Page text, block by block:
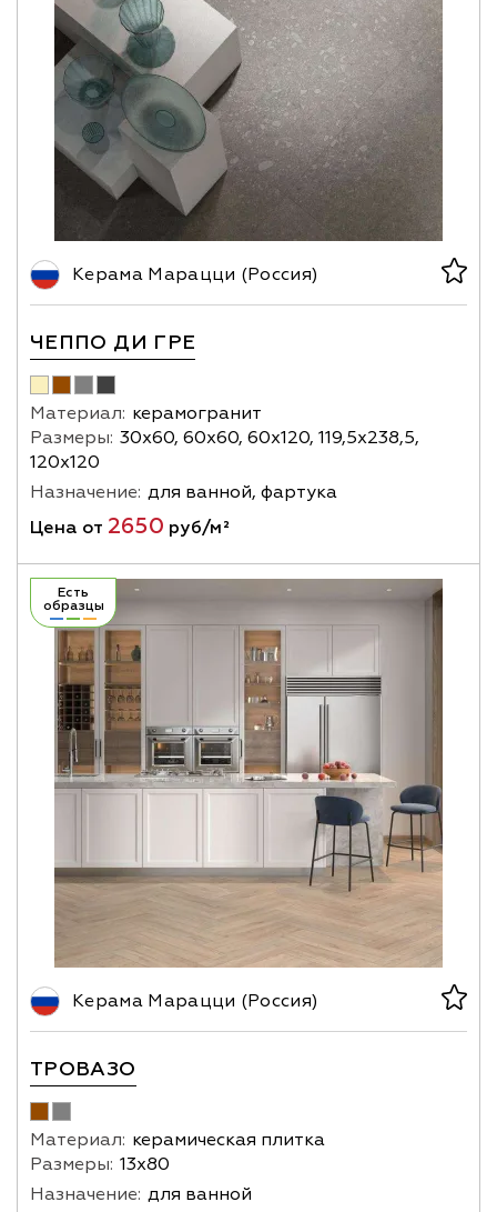
Керама Марацци (Россия)
ЧЕППО ДИ ГРЕ
Материал: керамогранит
Размеры: 30х60, 60х60, 60х120, 119,5х238,5,
120х120
Назначение: для ванной, фартука
Цена от 2650 руб/м²
Есть
образцы
Керама Марацци (Россия)
ТРОВАЗО
Материал: керамическая плитка
Размеры: 13х80
Назначение: для ванной